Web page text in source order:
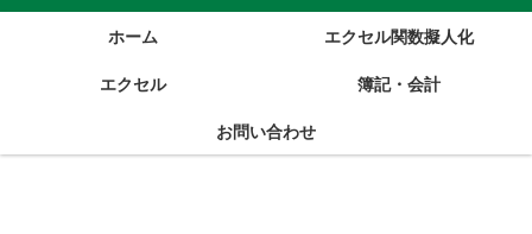
ホーム
エクセル関数擬人化
エクセル
簿記・会計
お問い合わせ